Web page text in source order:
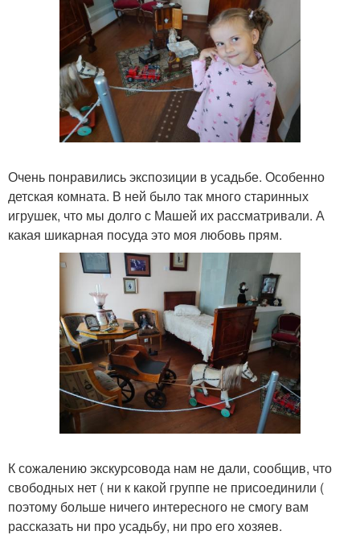
Очень понравились экспозиции в усадьбе. Особенно
детская комната. В ней было так много старинных
игрушек, что мы долго с Машей их рассматривали. А
какая шикарная посуда это моя любовь прям.
К сожалению экскурсовода нам не дали, сообщив, что
свободных нет ( ни к какой группе не присоединили (
поэтому больше ничего интересного не смогу вам
рассказать ни про усадьбу, ни про его хозяев.